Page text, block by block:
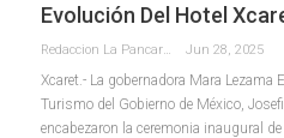
Evolución Del Hotel
Jun 28, 2025
Xcaret.- La gobernadora Mara Lezama
Turismo del Gobierno de México,
encabezaron la ceremonia inaugural de